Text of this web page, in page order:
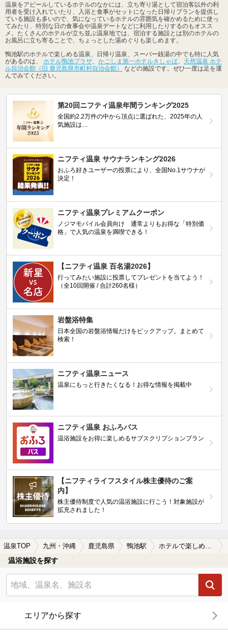
温泉をアピールしているホテルのなかには、立ち寄り湯として宿泊客以外の利
用者を受け入れていたり、入浴と食事がセットになった日帰りプランを提供し
ている施設も多いので、気になっているホテルの雰囲気を確かめるために使っ
てみたり、特別な日の食事会や温泉デートなどに利用したりするのもオスス
メ。たくさんのホテルが立ち並ぶ温泉地では、宿泊する施設とは別のホテルの
お風呂に立ち寄ることで、ちょっとした湯めぐりも楽しめます。
鴨池駅のホテルで楽しめる温泉、日帰り温泉、スーパー銭湯の中でも特に人気
があるのは、 ホテル鴨池プラザ かごしま第一ホテルきしゃば
天然温泉 ホテ
ル自治会館（旧 鹿児島県市町村自治会館）
などの施設です。ぜひ一度は足を運
んでみてください。
第20回ニフティ温泉年間ランキング2025
全国約2.2万件の中から頂点に選ばれた、2025年の人
気施設は…
ニフティ温泉 サウナランキング2026
おふろ好きユーザーの投票により、全国No.1サウナが
決定！
ニフティ温泉プレミアムクーポン
ノジマモバイル会員向け 通常よりもお得な「特別価
格」で人気の温泉を満喫できる！
【ニフティ温泉 百名湯2026】
行ってみたい施設に投票してプレゼントを当てよう！
（全10回開催 / 合計260名様）
岩盤浴特集
日本全国の岩盤浴情報だけをピックアップ。まとめて
検索！
ニフティ温泉ニュース
温泉にもっと行きたくなる！お得な情報を掲載中
ニフティ温泉 おふろパス
温浴施設をお得に楽しめるサブスクリプションプラン
【ニフティライフスタイル株主優待のご案
内】
株主優待制度で人気の温浴施設に行こう！対象施設が
拡充されました！
温泉TOP 九州・沖縄 鹿児島県 鴨池駅 ホテルで楽しめる鴨池駅近くの温泉、日帰り温泉、スーパー銭湯おすすめ
温浴施設を探す
エリアから探す